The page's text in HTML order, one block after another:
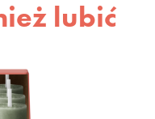
lubić